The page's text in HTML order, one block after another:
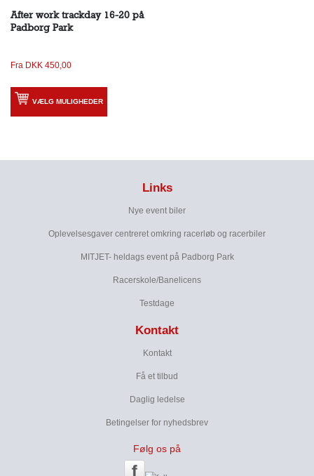
After work trackday 16-20 på
Padborg Park
Fra DKK 450,00
VÆLG MULIGHEDER
Links
Nye event biler
Oplevelsesgaver centreret omkring racerløb og racerbiler
MITJET- heldags event på Padborg Park
Racerskole/Banelicens
Testdage
Kontakt
Kontakt
Få et tilbud
Daglig ledelse
Betingelser for nyhedsbrev
Følg os på